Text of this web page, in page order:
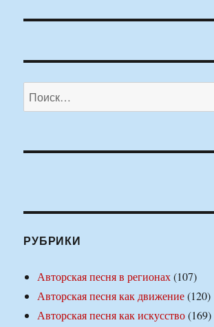
Искать:
РУБРИКИ
Авторская песня в регионах(107)
Авторская песня как движение(120)
Авторская песня как искусство(169)